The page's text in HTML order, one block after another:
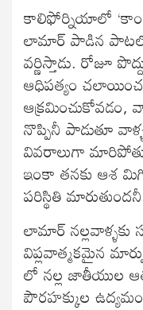
కాలిఫోర్నియాలో
లామార్ పాడిన పాటలో
వర్ణిస్తాడు. రోజూ
ఆధిపత్యం
ఆక్రమించుకోవడం,
నొప్పినీ పాడుతూ
వివరాలుగా
ఇంకా తనకు ఆశ
పరిస్థితి
లామార్ నల్లవాళ్ళకు
విప్లవాత్మకమైన
లో నల్ల జాతీయుల
పౌరహక్కుల